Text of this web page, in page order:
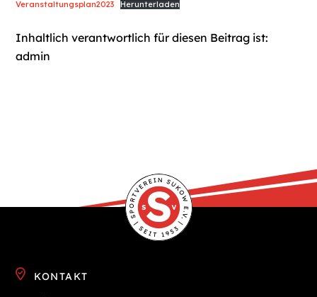
Veranstaltungsplan2023 Herunterladen
Inhaltlich verantwortlich für diesen Beitrag ist:
admin
KONTAKT